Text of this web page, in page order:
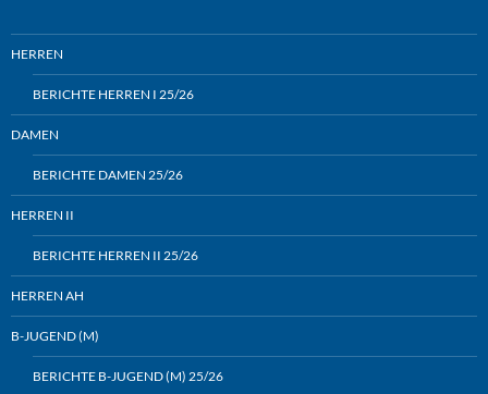
HERREN
BERICHTE HERREN I 25/26
DAMEN
BERICHTE DAMEN 25/26
HERREN II
BERICHTE HERREN II 25/26
HERREN AH
B-JUGEND (M)
BERICHTE B-JUGEND (M) 25/26